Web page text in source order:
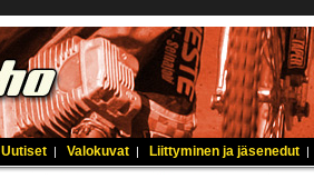
Uutiset | Valokuvat | Liittyminen ja jäsenedut |